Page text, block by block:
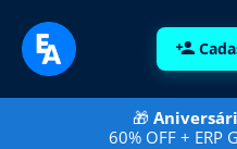
🎁
60% OFF + ERP